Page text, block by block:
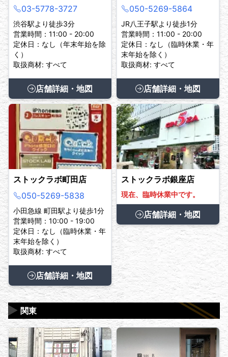
03-5778-3727
渋谷駅より徒歩3分
営業時間：11:00 - 20:00
定休日：なし（年末年始を除
く）
取扱商材: すべて
店舗詳細・地図
050-5269-5864
JR八王子駅より徒歩1分
営業時間：11:00 - 20:00
定休日：なし（臨時休業・年
末年始を除く）
取扱商材: すべて
店舗詳細・地図
ストックラボ町田店
050-5269-5838
小田急線 町田駅より徒歩1分
営業時間：10:00 - 19:00
定休日：なし（臨時休業・年
末年始を除く）
取扱商材: すべて
店舗詳細・地図
ストックラボ銀座店
現在、臨時休業中です。
店舗詳細・地図
関東
▶